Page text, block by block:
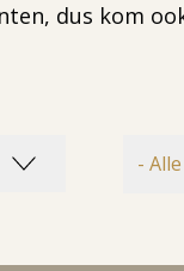
dus kom
-